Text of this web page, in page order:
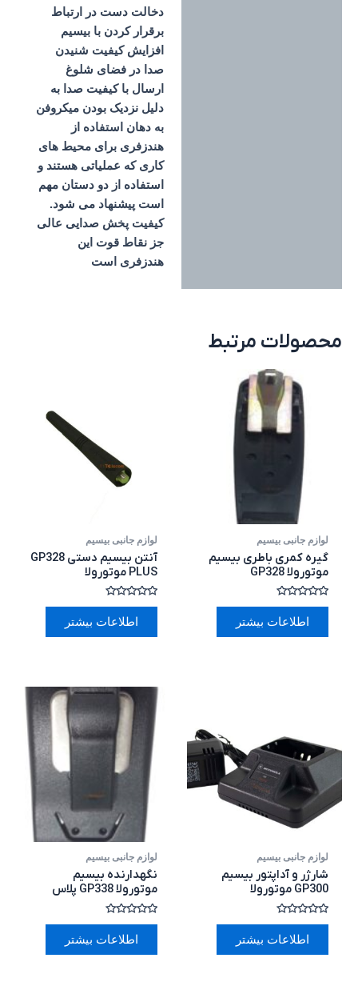
دخالت دست در ارتباط
برقرار کردن با بیسیم
افزایش کیفیت شنیدن
صدا در فضای شلوغ
ارسال با کیفیت صدا به
دلیل نزدیک بودن میکروفن
به دهان استفاده از
هندزفری برای محیط های
کاری که عملیاتی هستند و
استفاده از دو دستان مهم
است پیشنهاد می شود.
کیفیت پخش صدایی عالی
جز نقاط قوت این
هندزفری است
محصولات مرتبط
لوازم جانبی بیسیم
گیره کمری باطری بیسیم
موتورولا GP328
امتیاز
اطلاعات بیشتر
لوازم جانبی بیسیم
آنتن بیسیم دستی GP328
PLUS موتورولا
امتیاز
اطلاعات بیشتر
لوازم جانبی بیسیم
شارژر و آداپتور بیسیم
GP300 موتورولا
امتیاز
اطلاعات بیشتر
لوازم جانبی بیسیم
نگهدارنده بیسیم
موتورولا GP338 پلاس
امتیاز
اطلاعات بیشتر